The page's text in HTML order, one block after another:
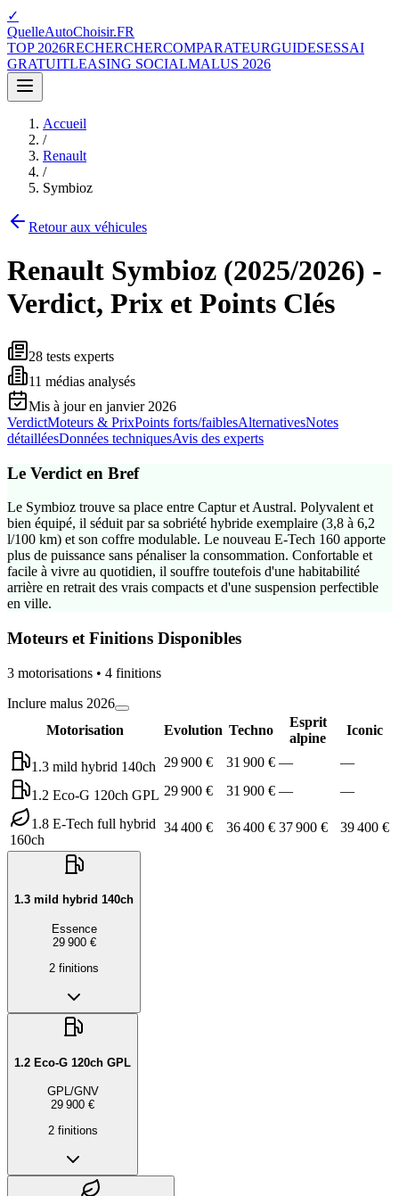
✓
QuelleAutoChoisir.FR
TOP 2026RECHERCHERCOMPARATEURGUIDESESSAI
GRATUITLEASING SOCIALMALUS 2026
Accueil
/
Renault
/
Symbioz
Retour aux véhicules
Renault Symbioz (2025/2026) -
Verdict, Prix et Points Clés
28 tests experts
11 médias analysés
Mis à jour en janvier 2026
VerdictMoteurs & PrixPoints forts/faiblesAlternativesNotes
détailléesDonnées techniquesAvis des experts
Le Verdict en Bref
Le Symbioz trouve sa place entre Captur et Austral. Polyvalent et
bien équipé, il séduit par sa sobriété hybride exemplaire (3,8 à 6,2
l/100 km) et son coffre modulable. Le nouveau E-Tech 160 apporte
plus de puissance sans pénaliser la consommation. Confortable et
facile à vivre au quotidien, il souffre toutefois d'une habitabilité
arrière en retrait des vrais compacts et d'une suspension perfectible
en ville.
Moteurs et Finitions Disponibles
3 motorisations • 4 finitions
Inclure malus 2026
Motorisation
Evolution Techno
Esprit
alpine
Iconic
1.3 mild hybrid 140ch 29 900 € 31 900 € — —
1.2 Eco-G 120ch GPL 29 900 € 31 900 € — —
1.8 E-Tech full hybrid
160ch
34 400 € 36 400 € 37 900 € 39 400 €
1.3 mild hybrid 140ch
Essence
29 900 €
2 finitions
1.2 Eco-G 120ch GPL
GPL/GNV
29 900 €
2finitions